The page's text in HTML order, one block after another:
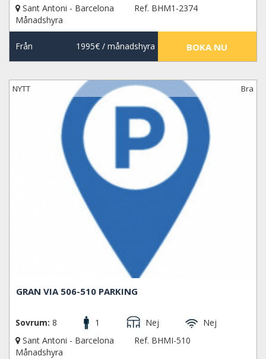
Sant Antoni - Barcelona
Ref. BHM1-2374
Månadshyra
Från 1995€/ månadshyra BOKA NU
NYTT Bra
GRAN VIA 506-510 PARKING
Sovrum: 8 1 Nej
Nej
Sant Antoni - Barcelona
Ref. BHMI-510
Månadshyra